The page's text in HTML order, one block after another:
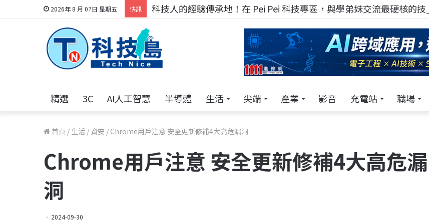
2026年 8 月 07日 星期五 快訊 科技人的經驗傳承地！在 Pei Pei 科技專區，與學弟妹交流最硬核的技術
精選 3C AI人工智慧 半導體 生活 尖端 產業 影音 充電站 職場
首頁 / 生活 / 資安 / Chrome用戶注意 安全更新修補4大高危漏洞
Chrome用戶注意 安全更新修補4大高危漏
洞
2024-09-30